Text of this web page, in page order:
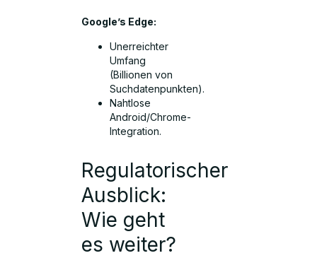
Google’s Edge:
Unerreichter
Umfang
(Billionen von
Suchdatenpunkten).
Nahtlose
Android/Chrome-
Integration.
Regulatorischer
Ausblick:
Wie geht
es weiter?